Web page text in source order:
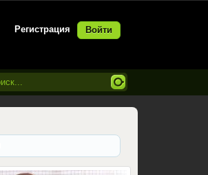
Регистрация Войти